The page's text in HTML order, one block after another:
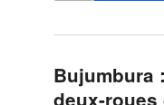
Bujumbura
deux-roues